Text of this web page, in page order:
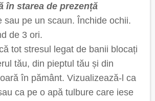
în starea de prezență
sau pe un scaun. Închide ochii.
de 3 ori.
tot stresul legat de banii blocați
tău, din pieptul tău și din
în pământ. Vizualizează-l ca
ca pe o apă tulbure care iese